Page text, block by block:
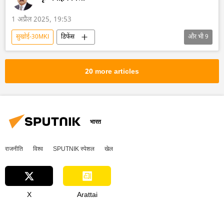
1 अप्रैल 2025, 19:53
सुखोई-30MKI
डिफेंस
हिंदुस्तान एयरोनॉटिक्स लिमिटेड (HAL)
भारत
भारत का विकास
सैन्य तकनीकी सहयोग
सैन्य तकनीक
रूसी सैन्य तकनीक
सैन्य प्रौद्योगिकी
और भी9
20 more articles
भारत
राजनीति विश्व SPUTNIK स्पेशल खेल
X Arattai